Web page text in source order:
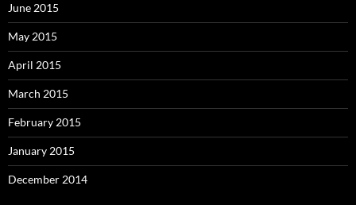
June 2015
May 2015
April 2015
March 2015
February 2015
January 2015
December 2014